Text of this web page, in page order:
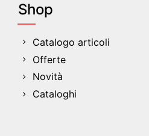
Shop
Catalogo articoli
Offerte
Novità
Cataloghi